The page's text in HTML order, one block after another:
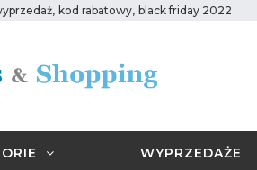
, kod rabatowy, black friday 2022
WYPRZEDAŻE